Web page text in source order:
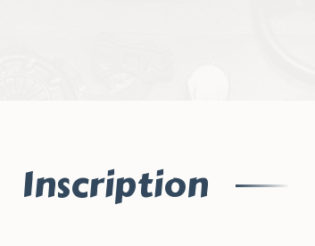
Inscription